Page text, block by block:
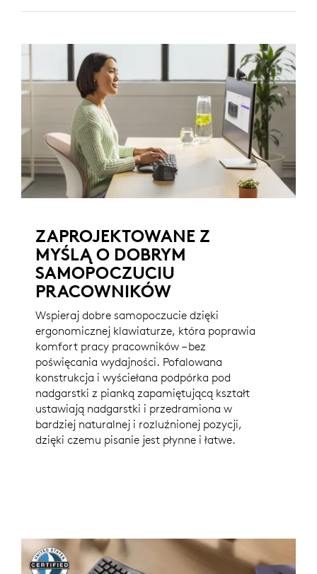
ZAPROJEKTOWANE Z
MYŚLĄ O DOBRYM
SAMOPOCZUCIU
PRACOWNIKÓW
Wspieraj dobre samopoczucie dzięki
ergonomicznej klawiaturze, która poprawia
komfort pracy pracowników – bez
poświęcania wydajności. Pofalowana
konstrukcja i wyściełana podpórka pod
nadgarstki z pianką zapamiętującą kształt
ustawiają nadgarstki i przedramiona w
bardziej naturalnej i rozluźnionej pozycji,
dzięki czemu pisanie jest płynne i łatwe.